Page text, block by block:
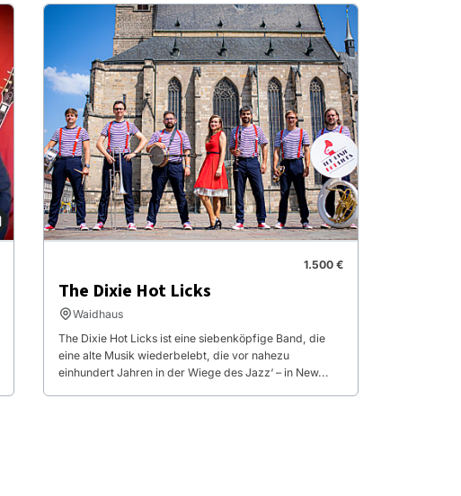
1.500 €
The Dixie Hot Licks
Waidhaus
The Dixie Hot Licks ist eine siebenköpfige Band, die
eine alte Musik wiederbelebt, die vor nahezu
einhundert Jahren in der Wiege des Jazz‘ – in New...